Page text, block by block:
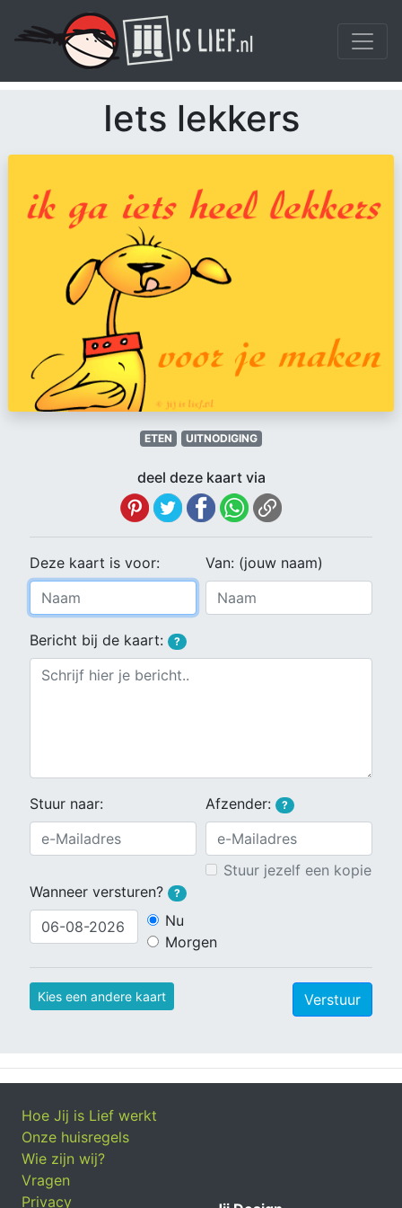
Iets lekkers
ETEN UITNODIGING
deel deze kaart via
Deze kaart is voor: Van: (jouw naam)
Bericht bij de kaart: ?
Stuur naar: Afzender: ?
Stuur jezelf een kopie
Wanneer versturen?
?
Nu
Morgen
Kies een andere kaart Verstuur
Hoe Jij is Lief werkt
Onze huisregels
Wie zijn wij?
Vragen
Privacy